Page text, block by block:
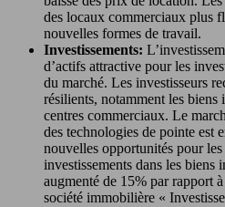
des locaux commerciaux plus
nouvelles formes de travail.
Investissements:
d’actifs attractive pour les
du marché. Les investisseurs
résilients, notamment les
centres commerciaux. Le
des technologies de pointe est
nouvelles opportunités pour
investissements dans les biens
augmenté de 15% par rapport
société immobilière «